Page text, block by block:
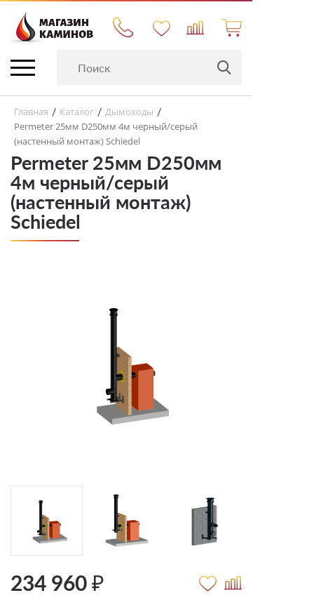
Главная / Каталог / Дымоходы /
Permeter 25мм D250мм 4м черный/серый
(настенный монтаж) Schiedel
Permeter 25мм D250мм
4м черный/серый
(настенный монтаж)
Schiedel
234 960 ₽